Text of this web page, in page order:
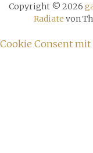
Copyright © 2026
Radiate von
Cookie Consent mit